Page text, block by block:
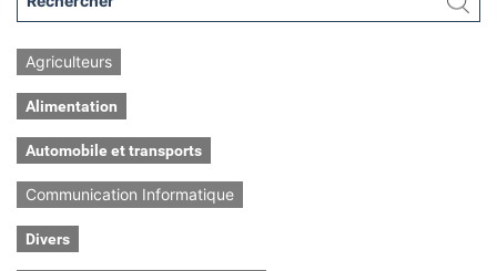
Agriculteurs
Alimentation
Automobile et transports
Communication Informatique
Divers